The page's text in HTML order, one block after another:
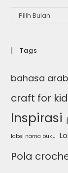
Arsip
Pilih Bulan
Tags
bahasa arab
craft for
Inspirasi
label nama buku
Pola